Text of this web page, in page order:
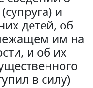
и
детей, об
им на
и об их
в силу)